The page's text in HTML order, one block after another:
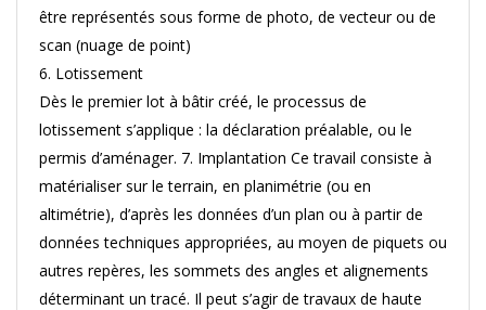
être représentés sous forme de photo, de vecteur ou de
scan (nuage de point)
6. Lotissement
Dès le premier lot à bâtir créé, le processus de
lotissement s’applique : la déclaration préalable, ou le
permis d’aménager. 7. Implantation Ce travail consiste à
matérialiser sur le terrain, en planimétrie (ou en
altimétrie), d’après les données d’un plan ou à partir de
données techniques appropriées, au moyen de piquets ou
autres repères, les sommets des angles et alignements
déterminant un tracé. Il peut s’agir de travaux de haute